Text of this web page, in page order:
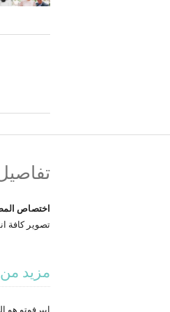
اختصاص
تصوير كافة
مزيد
ابيرفوتو هو